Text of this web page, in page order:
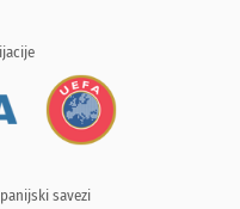
savezi